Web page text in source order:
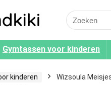
Search
for:
Gymtassen voor kinderen
kinderen
Wizsoula